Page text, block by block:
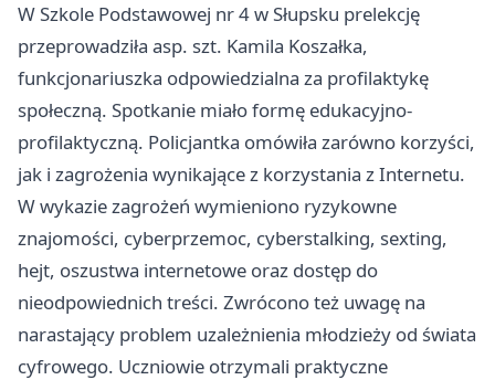
W Szkole Podstawowej nr 4 w Słupsku prelekcję
przeprowadziła asp. szt. Kamila Koszałka,
funkcjonariuszka odpowiedzialna za profilaktykę
społeczną. Spotkanie miało formę edukacyjno-
profilaktyczną. Policjantka omówiła zarówno korzyści,
jak i zagrożenia wynikające z korzystania z Internetu.
W wykazie zagrożeń wymieniono ryzykowne
znajomości, cyberprzemoc, cyberstalking, sexting,
hejt, oszustwa internetowe oraz dostęp do
nieodpowiednich treści. Zwrócono też uwagę na
narastający problem uzależnienia młodzieży od świata
cyfrowego. Uczniowie otrzymali praktyczne